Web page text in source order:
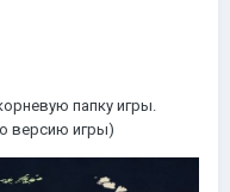
папку игры.
версию игры)